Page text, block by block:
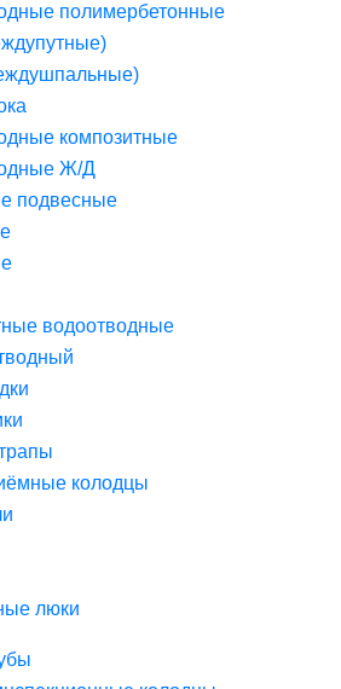
полимербетонные
композитные
Ж/Д
подвесные
водоотводные
колодцы
люки